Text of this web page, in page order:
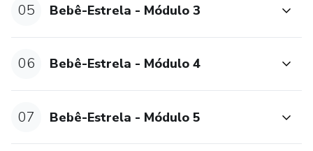
05 Bebê-Estrela - Módulo 3
06 Bebê-Estrela - Módulo 4
07 Bebê-Estrela - Módulo 5